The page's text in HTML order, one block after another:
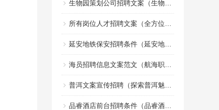
生物园策划公司招聘文案（生物园策划团队诚邀创意文案加入）
所有岗位人才招聘文案（全方位职位人才招募宣传文案）
延安地铁保安招聘条件（延安地铁安保人员招聘标准）
海员招聘信息文案范文（航海职业机会招募启事文案示例）
普洱文案宣传招聘（探索普洱魅力，诚邀创意宣传人才加盟）
品睿酒店前台招聘条件（品睿酒店前台岗位应聘要求）